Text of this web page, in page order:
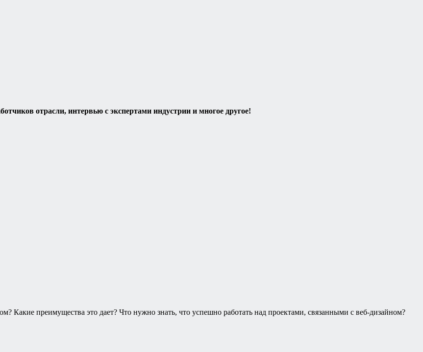
отрасли, интервью с экспертами индустрии и многое другое!
Какие преимущества это дает? Что нужно знать, что успешно работать над проектами, связанными с веб-дизайном?